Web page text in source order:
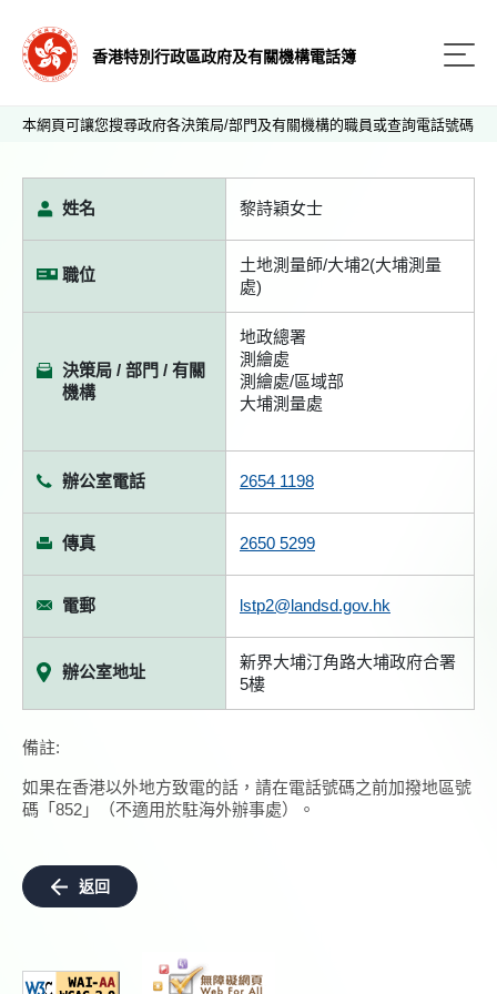
香港特別行政區政府及有關機構電話簿
本網頁可讓您搜尋政府各決策局/部門及有關機構的職員或查詢電話號碼
姓名 黎詩穎女士
職位
土地測量師/大埔2(大埔測量
處)
決策局 / 部門 / 有關
機構
地政總署
測繪處
測繪處/區域部
大埔測量處
辦公室電話 2654 1198
傳真 2650 5299
電郵 lstp2@landsd.gov.hk
辦公室地址
新界大埔汀角路大埔政府合署
5樓
備註:
如果在香港以外地方致電的話，請在電話號碼之前加撥地區號
碼「852」（不適用於駐海外辦事處）。
返回